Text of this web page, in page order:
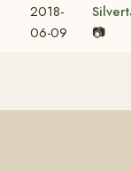
2018-
06-09
📷